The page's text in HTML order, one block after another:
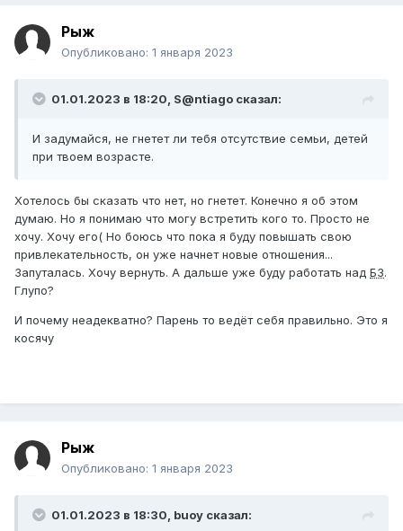
Рыж
Опубликовано: 1 января 2023
01.01.2023 в 18:20, S@ntiago сказал:
И задумайся, не гнетет ли тебя отсутствие семьи, детей
при твоем возрасте.
Хотелось бы сказать что нет, но гнетет. Конечно я об этом
думаю. Но я понимаю что могу встретить кого то. Просто не
хочу. Хочу его( Но боюсь что пока я буду повышать свою
привлекательность, он уже начнет новые отношения...
Запуталась. Хочу вернуть. А дальше уже буду работать над БЗ.
Глупо?
И почему неадекватно? Парень то ведёт себя правильно. Это я
косячу
Рыж
Опубликовано: 1 января 2023
01.01.2023 в 18:30, buoy сказал: